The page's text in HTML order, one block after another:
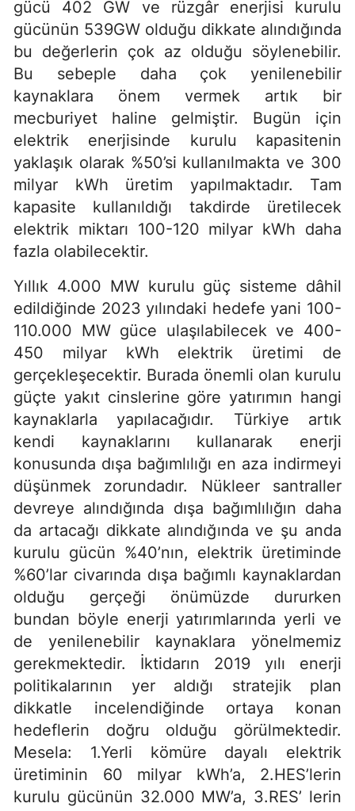
gücü 402 GW ve rüzgâr enerjisi kurulu
gücünün 539GW olduğu dikkate alındığında
bu değerlerin çok az olduğu söylenebilir.
Bu sebeple daha çok yenilenebilir
kaynaklara önem vermek artık bir
mecburiyet haline gelmiştir. Bugün için
elektrik enerjisinde kurulu kapasitenin
yaklaşık olarak %50’si kullanılmakta ve 300
milyar kWh üretim yapılmaktadır. Tam
kapasite kullanıldığı takdirde üretilecek
elektrik miktarı 100-120 milyar kWh daha
fazla olabilecektir.
Yıllık 4.000 MW kurulu güç sisteme dâhil
edildiğinde 2023 yılındaki hedefe yani 100-
110.000 MW güce ulaşılabilecek ve 400-
450 milyar kWh elektrik üretimi de
gerçekleşecektir. Burada önemli olan kurulu
güçte yakıt cinslerine göre yatırımın hangi
kaynaklarla yapılacağıdır. Türkiye artık
kendi kaynaklarını kullanarak enerji
konusunda dışa bağımlılığı en aza indirmeyi
düşünmek zorundadır. Nükleer santraller
devreye alındığında dışa bağımlılığın daha
da artacağı dikkate alındığında ve şu anda
kurulu gücün %40’nın, elektrik üretiminde
%60’lar civarında dışa bağımlı kaynaklardan
olduğu gerçeği önümüzde dururken
bundan böyle enerji yatırımlarında yerli ve
de yenilenebilir kaynaklara yönelmemiz
gerekmektedir. İktidarın 2019 yılı enerji
politikalarının yer aldığı stratejik plan
dikkatle incelendiğinde ortaya konan
hedeflerin doğru olduğu görülmektedir.
Mesela: 1.Yerli kömüre dayalı elektrik
üretiminin 60 milyar kWh’a, 2.HES’lerin
kurulu gücünün 32.000 MW’a, 3.RES’ lerin